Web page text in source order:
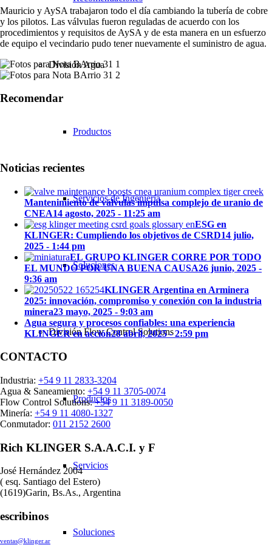
División Agua
Productos
Servicios de Ingeniería
Soluciones
División Flow Control Solutions
Productos
Servicios
Soluciones
Mauricio y AySA trabajaron todo el día cambiando la tubería de cobre
y los pilotos. Las válvulas fueron reguladas de acuerdo con los
procedimientos y requisitos de AySA y de esta manera en un esfuerzo
de equipo el vecindario pudo tener nuevamente el suministro de agua.
Recomendar
Noticias recientes
Mantenimiento de válvulas impulsa complejo de uranio de
CNEA14 agosto, 2025 - 11:25 am
ESG en
KLINGER: Cumpliendo los objetivos de CSRD14 julio,
2025 - 1:44 pm
EL GRUPO KLINGER CORRE POR TODO
EL MUNDO POR UNA BUENA CAUSA26 junio, 2025 -
9:36 am
KLINGER Argentina en Arminera
2025: innovación, compromiso y conexión con la industria
minera23 mayo, 2025 - 9:03 am
Agua segura y procesos confiables: una experiencia
KLINGER en acción28 abril, 2025 - 2:59 pm
CONTACTO
Industria: +54 9 11 2833-3204
Agua & Saneamiento: +54 9 11 3705-0074
Flow Control Solutions:+54 9 11 3189-0050
Minería: +54 9 11 4080-1327
Conmutador: 011 2152 2600
Rich KLINGER S.A.A.C.I. y F
José Hernández 2004
( esq. Santiago del Estero)
(1619)Garin, Bs.As., Argentina
escribinos
ventas@klinger.ar